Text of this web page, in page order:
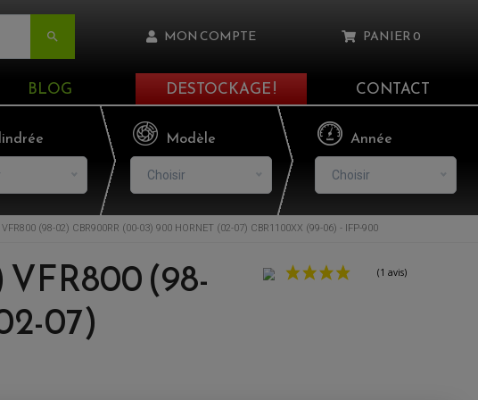
 MON COMPTE
CONNEXION
S'INSCRIRE
PANIER0
Il n'y a aucun produit dans votre panier
BLOG DESTOCKAGE ! CONTACT
Modèle
Choisir
Année
Choisir
(98-02) CBR900RR (00-03) 900 HORNET (02-07) CBR1100XX (99-06) - IFP-900
VFR800 (98-
07)